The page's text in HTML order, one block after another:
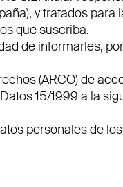
y tratados para
que suscriba.
de informarles,
(ARCO) de
15/1999 a la
personales de